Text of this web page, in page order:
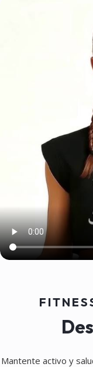
Coaching
Chat de coaching
individualizado,
datos de
apoyo óptimo.
Mantente activo y